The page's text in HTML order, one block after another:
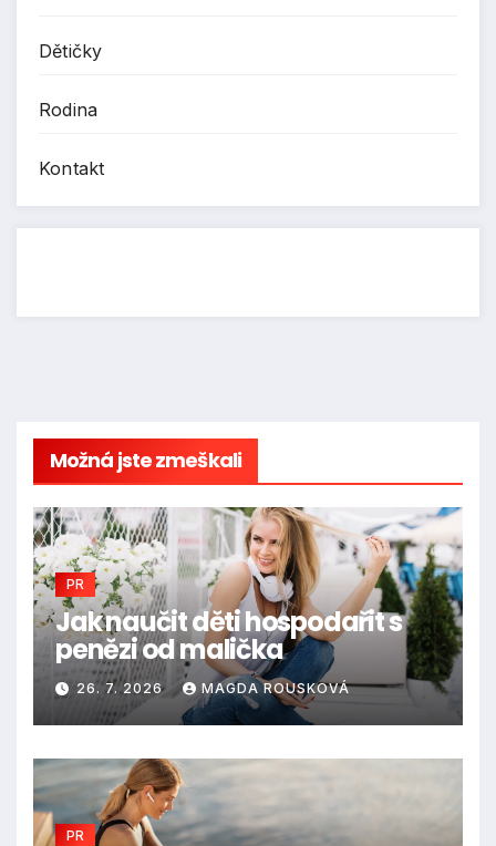
Dětičky
Rodina
Kontakt
Možná jste zmeškali
PR
Jak naučit děti hospodařit s
penězi od malička
26. 7. 2026 MAGDA ROUSKOVÁ
PR